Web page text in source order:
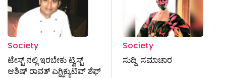
Society
ಟೇಸ್ಟ್ ನಲ್ಲಿ ಇರಬೇಕು ಟ್ವಿಸ್ಟ್
ಆಶಿಷ್‌ ರಾವತ್‌ ಎಗ್ಝಿಕ್ಯುಟಿವ್ ‌ಶೆಫ್‌
Society
ಸುದ್ದಿ ಸಮಾಚಾರ